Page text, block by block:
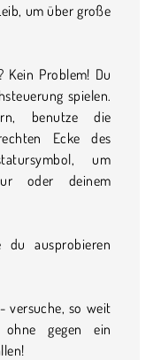
um über große
Problem! Du
spielen.
benutze die
Ecke des
um
oder deinem
ausprobieren
versuche, so weit
gegen ein